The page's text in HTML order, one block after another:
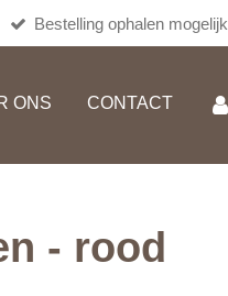
Bestelling ophalen mogelijk
ONS CONTACT
- rood